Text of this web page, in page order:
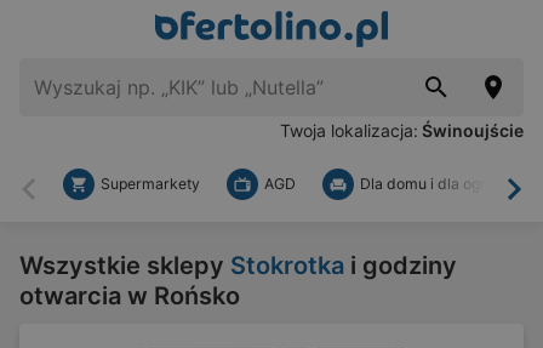
Twoja lokalizacja: Świnoujście
Wstecz
Supermarkety AGD Dla domu i dla ogrodu
Wszystkie sklepy Stokrotka i godziny
otwarcia w Rońsko